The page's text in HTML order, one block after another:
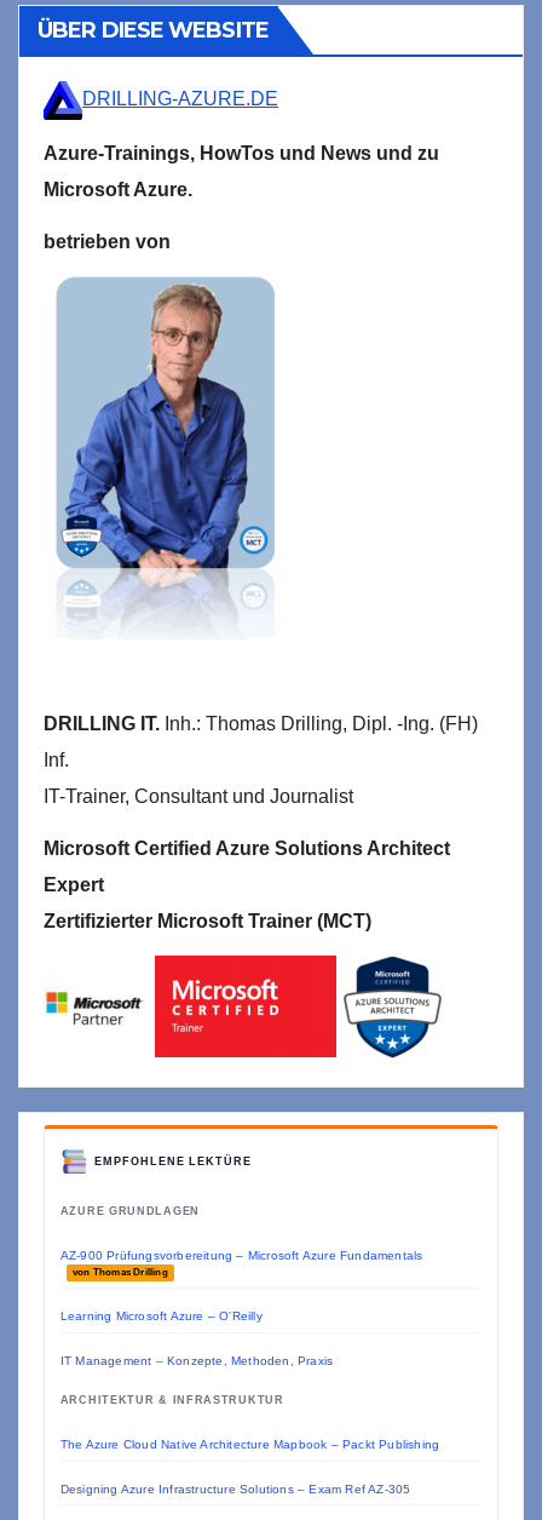
ÜBER DIESE WEBSITE
DRILLING-AZURE.DE
Azure-Trainings, HowTos und News und zu
Microsoft Azure.
betrieben von
DRILLING IT. Inh.: Thomas Drilling, Dipl. -Ing. (FH)
Inf.
IT-Trainer, Consultant und Journalist
Microsoft Certified Azure Solutions Architect
Expert
Zertifizierter Microsoft Trainer (MCT)
EMPFOHLENE LEKTÜRE
AZURE GRUNDLAGEN
AZ-900 Prüfungsvorbereitung – Microsoft Azure Fundamentals
von Thomas Drilling
Learning Microsoft Azure – O'Reilly
IT Management – Konzepte, Methoden, Praxis
ARCHITEKTUR & INFRASTRUKTUR
The Azure Cloud Native Architecture Mapbook – Packt Publishing
Designing Azure Infrastructure Solutions – Exam Ref AZ-305